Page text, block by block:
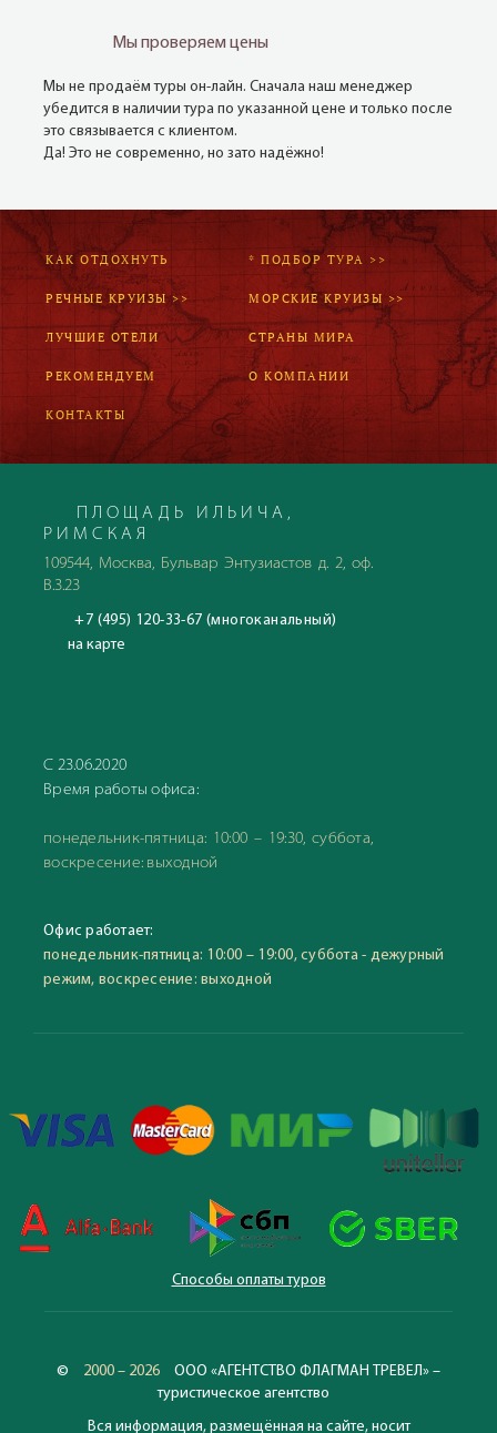
Мы проверяем цены
Мы не продаём туры он-лайн. Сначала наш менеджер
убедится в наличии тура по указанной цене и только после
это связывается с клиентом.
Да! Это не современно, но зато надёжно!
КАК ОТДОХНУТЬ * ПОДБОР ТУРА >>
РЕЧНЫЕ КРУИЗЫ >> МОРСКИЕ КРУИЗЫ >>
ЛУЧШИЕ ОТЕЛИ СТРАНЫ МИРА
РЕКОМЕНДУЕМ О КОМПАНИИ
КОНТАКТЫ
ПЛОЩАДЬ ИЛЬИЧА,
РИМСКАЯ
109544, Москва, Бульвар Энтузиастов д. 2, оф.
В.3.23
+7 (495) 120-33-67 (многоканальный)
на карте
С 23.06.2020
Время работы офиса:
понедельник-пятница: 10:00 – 19:30, суббота,
воскресение: выходной
Офис работает:
понедельник-пятница: 10:00 – 19:00, суббота - дежурный
режим, воскресение: выходной
Способы оплаты туров
© 2000 – 2026
ООО «АГЕНТСТВО ФЛАГМАН ТРЕВЕЛ» –
туристическое агентство
Вся информация, размещённая на сайте, носит